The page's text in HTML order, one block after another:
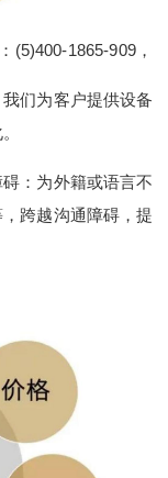
(5)400-1865-909，
们为客户提供设备
：为外籍或语言不
跨越沟通障碍，提